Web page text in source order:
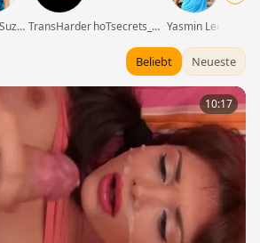
Sabrina Suzuki TransHarder hoTsecrets_cuople Yasmin Lee
Beliebt Neueste
10:17